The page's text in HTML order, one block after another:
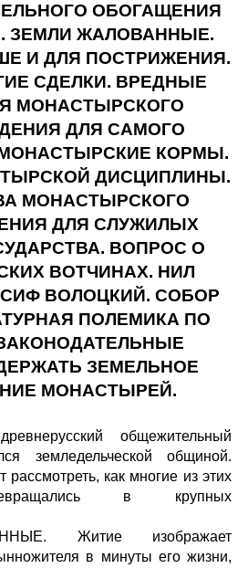
ОБОГАЩЕНИЯ
ЗЕМЛИ ЖАЛОВАННЫЕ.
И ДЛЯ ПОСТРИЖЕНИЯ.
СДЕЛКИ. ВРЕДНЫЕ
МОНАСТЫРСКОГО
ДЛЯ САМОГО
КОРМЫ.
ДИСЦИПЛИНЫ.
МОНАСТЫРСКОГО
ДЛЯ СЛУЖИЛЫХ
ВОПРОС О
ВОТЧИНАХ. НИЛ
ВОЛОЦКИЙ. СОБОР
ПОЛЕМИКА ПО
ЗЕМЕЛЬНОЕ
МОНАСТЫРЕЙ.
общежительный
земледельческой общиной.
рассмотреть, как многие из этих
в крупных
Житие изображает
в минуты его жизни,